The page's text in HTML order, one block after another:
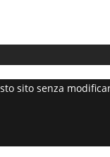
sito senza